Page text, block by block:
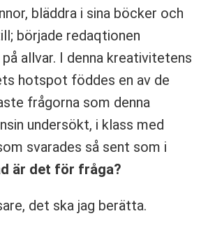
bläddra i sina böcker och
började redaqtionen
allvar. I denna kreativitetens
hotspot föddes en av de
frågorna som denna
undersökt, i klass med
svarades så sent som i
är det för fråga?
det ska jag berätta.